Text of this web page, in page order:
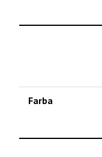
Farba